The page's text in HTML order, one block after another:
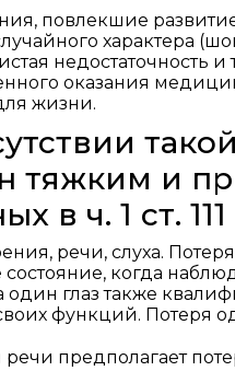
повлекшие
характера
недостаточность
оказания
жизни.
тяжким и
в ч. 1 ст.
речи, слуха.
состояние, когда
один глаз также
функций. Потеря
речи предполагает